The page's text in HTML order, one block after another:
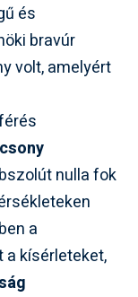
és
bravúr
volt, amelyért
nulla fok
a
a kísérleteket,